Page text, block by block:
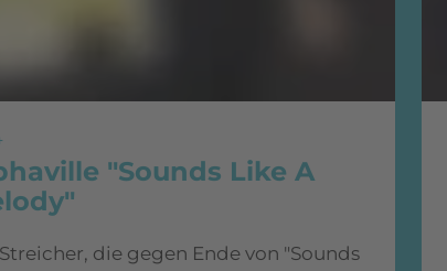
"Sounds Like A
die gegen Ende von "Sounds